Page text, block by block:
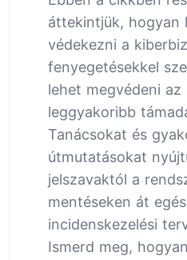
áttekintjük, hogyan
védekezni a
fenyegetésekkel
lehet megvédeni
leggyakoribb
Tanácsokat és
útmutatásokat
jelszavaktól a
mentéseken át
incidenskezelési
Ismerd meg,